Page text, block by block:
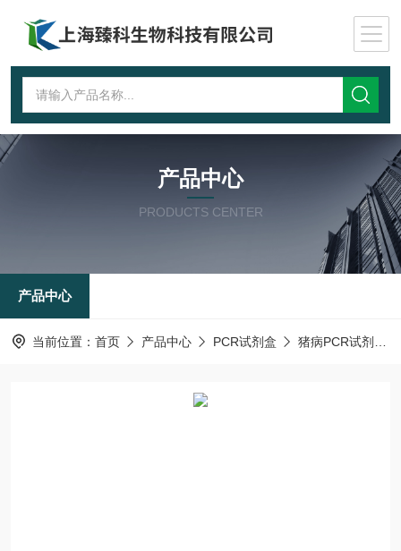
产品中心
PRODUCTS CENTER
产品中心
当前位置： 首页 产品中心 PCR试剂盒 猪病PCR试剂盒